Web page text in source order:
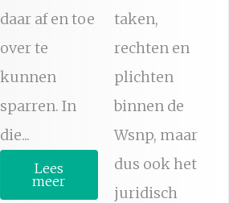
daar af en toe
over te
kunnen
sparren. In
die...
Lees
meer
taken,
rechten en
plichten
binnen de
Wsnp, maar
dus ook het
juridisch